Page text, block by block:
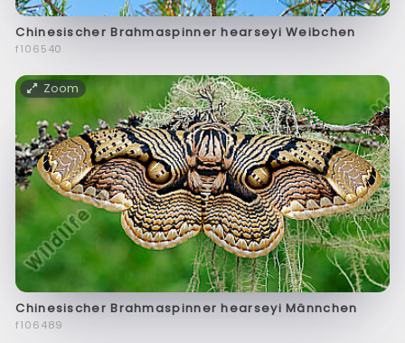
Chinesischer Brahmaspinner hearseyi Weibchen
f106540
Zoom
Chinesischer Brahmaspinner hearseyi Männchen
f106489